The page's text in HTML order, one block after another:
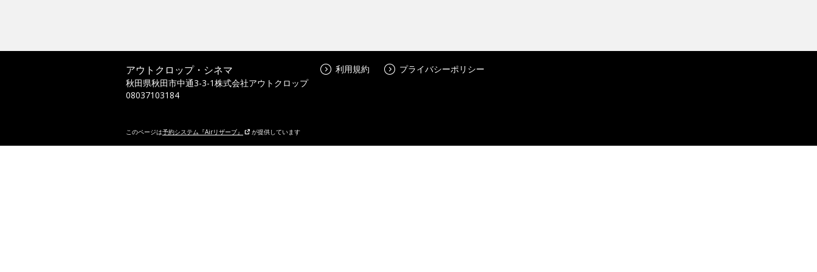
アウトクロップ・シネマ
秋田県秋田市中通3-3-1株式会社アウトクロップ
08037103184
利用規約 プライバシーポリシー
このページは予約システム『Airリザーブ』 が提供しています